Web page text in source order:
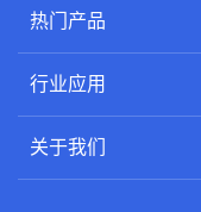
热门产品
行业应用
关于我们